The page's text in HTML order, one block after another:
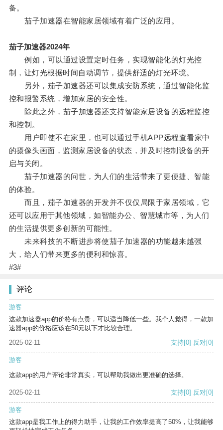
备。
茄子加速器在智能家居领域有着广泛的应用。
茄子加速器2024年
例如，可以通过设置定时任务，实现智能化的灯光控
制，让灯光根据时间自动调节，提供舒适的灯光环境。
另外，茄子加速器还可以集成安防系统，通过智能化监
控和报警系统，增加家居的安全性。
除此之外，茄子加速器还支持智能家居设备的远程监控
和控制。
用户即使不在家里，也可以通过手机APP远程查看家中
的摄像头画面，监测家居设备的状态，并及时控制设备的开
启与关闭。
茄子加速器的问世，为人们的生活带来了更便捷、智能
的体验。
而且，茄子加速器的开发并不仅仅局限于家居领域，它
还可以应用于其他领域，如智能办公、智慧城市等，为人们
的生活提供更多创新的可能性。
未来科技的不断进步将使茄子加速器的功能越来越强
大，给人们带来更多的便利和惊喜。
#3#
评论
游客
这款加速器app的价格有点贵，可以适当降低一些。我个人觉得，一款加
速器app的价格应该在50元以下才比较合理。
2025-02-11
支持[0] 反对[0]
游客
这款app的用户评论非常真实，可以帮助我做出更准确的选择。
2025-02-11 支持[0] 反对[0]
游客
这款app是我工作上的得力助手，让我的工作效率提高了50%，让我能够